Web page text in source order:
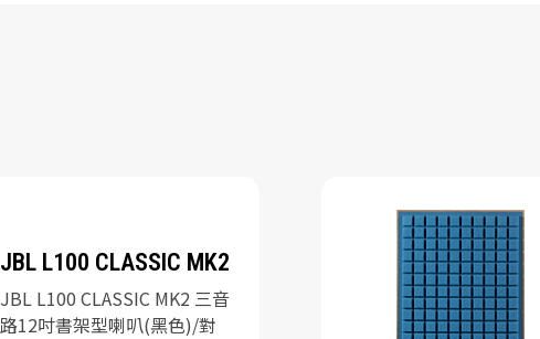
JBL L100 CLASSIC MK2
JBL L100 CLASSIC MK2 三音
路12吋書架型喇叭(黑色)/對